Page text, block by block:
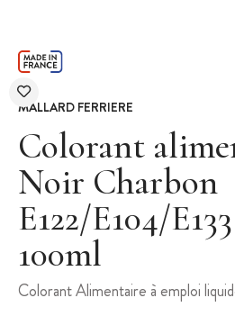
MALLARD FERRIERE
Colorant
Noir Charbon
E122/E104/
100ml
Colorant Alimentaire à emploi